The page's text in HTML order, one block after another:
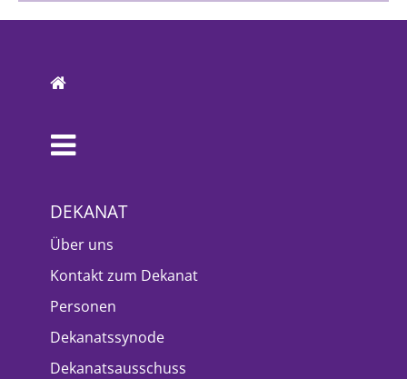
DEKANAT
Über uns
Kontakt zum Dekanat
Personen
Dekanatssynode
Dekanatsausschuss